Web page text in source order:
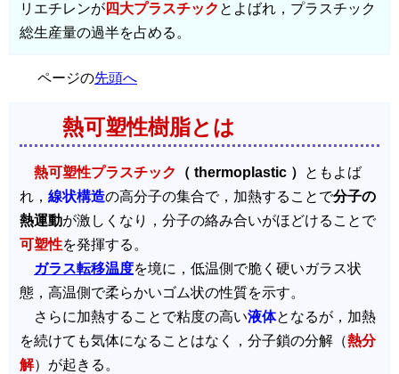
リエチレンが四大プラスチック とよばれ，プラスチック
総生産量の過半を占める。
ページの先頭へ
熱可塑性樹脂とは
熱可塑性プラスチック （ thermoplastic ）
ともよば
れ， 線状構造の高分子の集合で，加熱することで分子の
熱運動が激しくなり，分子の絡み合いがほどけることで
可塑性を発揮する。
ガラス転移温度を境に，低温側で脆く硬いガラス状
態，高温側で柔らかいゴム状の性質を示す。
さらに加熱することで粘度の高い液体となるが，加熱
を続けても気体になることはなく，分子鎖の分解（熱分
解）が起きる。